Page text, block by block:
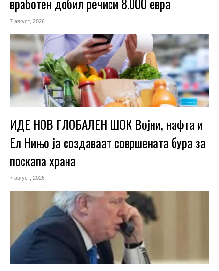
7 август, 2026
ИДЕ НОВ ГЛОБАЛЕН ШОК Војни, нафта и
Ел Нињо ја создаваат совршената бура за
поскапа храна
7 август, 2026